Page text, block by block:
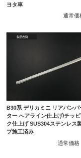
ヨタ車
通常価
B30系 デリカミニ リアバンパ
ター へアライン仕上げ/チッ
ク仕上げ SUS304ステンレス
プ施工済み
通常価格